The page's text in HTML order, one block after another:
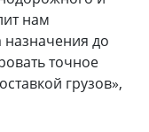
нам
назначения до
точное
грузов»,